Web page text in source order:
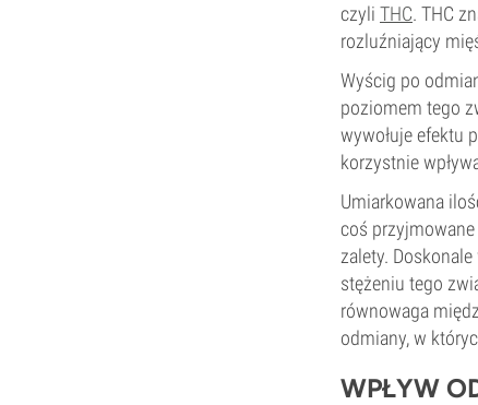
czyli THC. THC
rozluźniający
Wyścig po
poziomem tego
wywołuje efektu
korzystnie
Umiarkowana
coś
zalety.
stężeniu tego
równowaga
odmiany, w
WPŁYW